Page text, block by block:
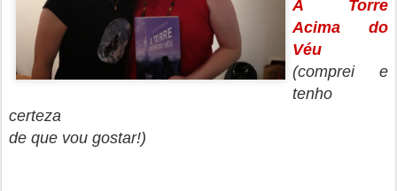
A Torre
Acima do
Véu
(comprei e
tenho
certeza
de que vou gostar!)